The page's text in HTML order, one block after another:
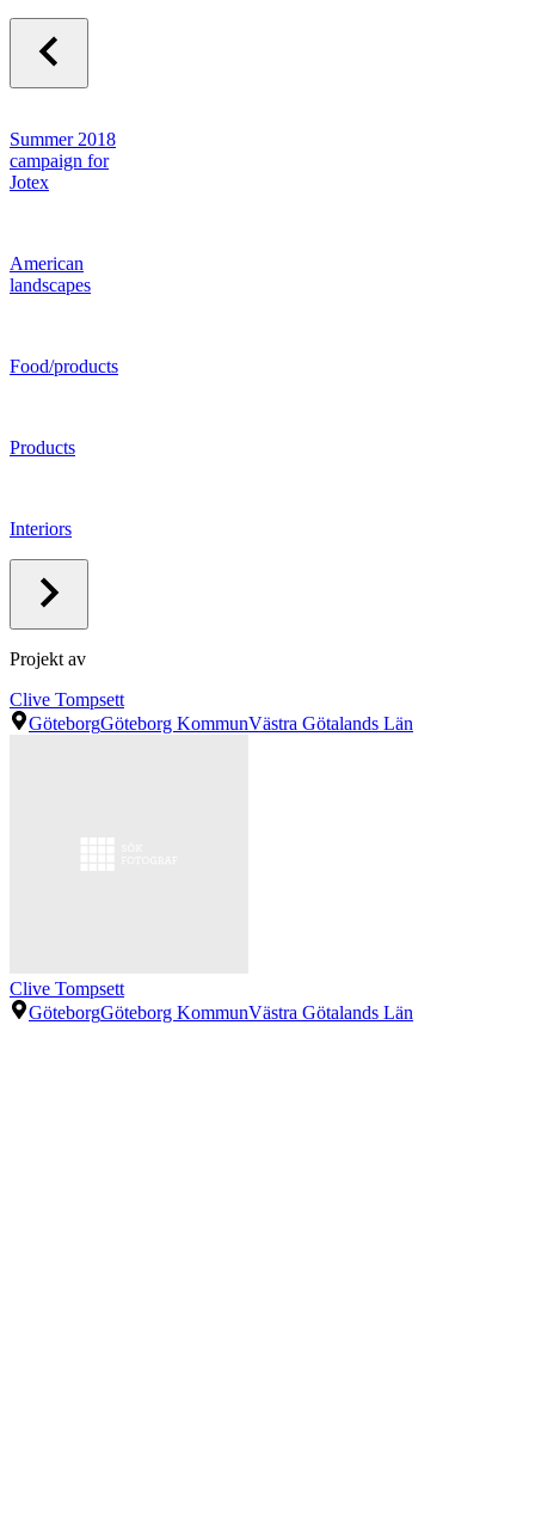
Summer 2018
campaign for
Jotex
American
landscapes
Food/products
Products
Interiors
Projekt av
Clive Tompsett
GöteborgGöteborg KommunVästra Götalands Län
Clive Tompsett
GöteborgGöteborg KommunVästra Götalands Län